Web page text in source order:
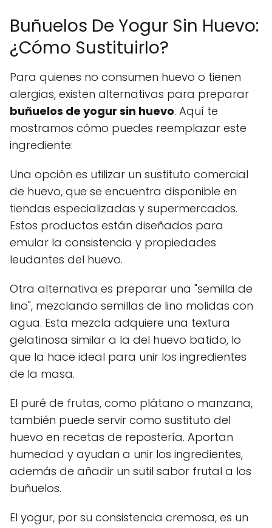
Buñuelos De Yogur Sin Huevo:
¿Cómo Sustituirlo?
Para quienes no consumen huevo o tienen
alergias, existen alternativas para preparar
buñuelos de yogur sin huevo. Aquí te
mostramos cómo puedes reemplazar este
ingrediente:
Una opción es utilizar un sustituto comercial
de huevo, que se encuentra disponible en
tiendas especializadas y supermercados.
Estos productos están diseñados para
emular la consistencia y propiedades
leudantes del huevo.
Otra alternativa es preparar una "semilla de
lino", mezclando semillas de lino molidas con
agua. Esta mezcla adquiere una textura
gelatinosa similar a la del huevo batido, lo
que la hace ideal para unir los ingredientes
de la masa.
El puré de frutas, como plátano o manzana,
también puede servir como sustituto del
huevo en recetas de repostería. Aportan
humedad y ayudan a unir los ingredientes,
además de añadir un sutil sabor frutal a los
buñuelos.
El yogur, por su consistencia cremosa, es un